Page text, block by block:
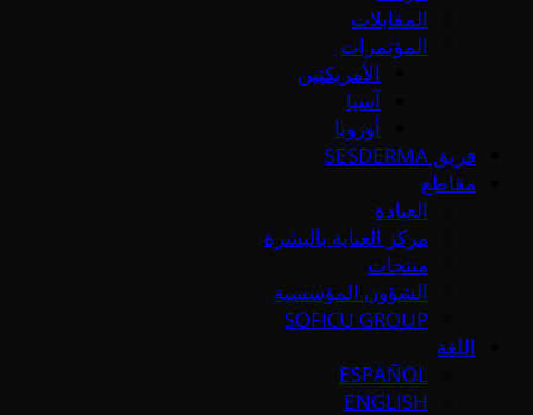
المقابلات
المؤتمرات
الأمريكتين
آسيا
أوروبا
فريق SESDERMA
مقاطع
العيادة
مركز العناية بالبشرة
منتجات
الشؤون المؤسسية
SOFICU GROUP
اللغة
ESPAÑOL
ENGLISH